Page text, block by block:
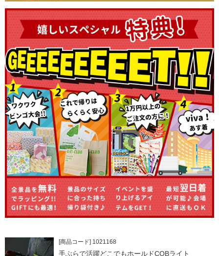
[商品コード] 1021168
手ぶらで活躍どこでもホールドCOBライト